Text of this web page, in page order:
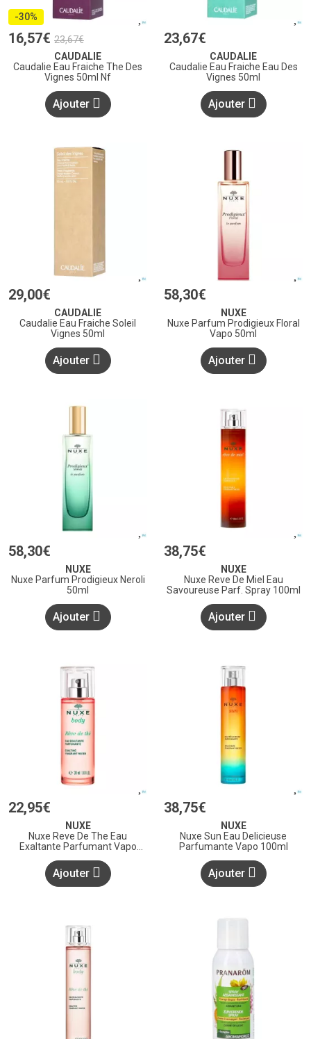
-30%
16,57€ 23,67€
CAUDALIE
Caudalie Eau Fraiche The Des
Vignes 50ml Nf
Ajouter
23,67€
CAUDALIE
Caudalie Eau Fraiche Eau Des
Vignes 50ml
Ajouter
29,00€
CAUDALIE
Caudalie Eau Fraiche Soleil
Vignes 50ml
Ajouter
58,30€
NUXE
Nuxe Parfum Prodigieux Floral
Vapo 50ml
Ajouter
58,30€
NUXE
Nuxe Parfum Prodigieux Neroli
50ml
Ajouter
38,75€
NUXE
Nuxe Reve De Miel Eau
Savoureuse Parf. Spray 100ml
Ajouter
22,95€
NUXE
Nuxe Reve De The Eau
Exaltante Parfumant Vapo
Ajouter
38,75€
NUXE
Nuxe Sun Eau Delicieuse
Parfumante Vapo 100ml
Ajouter